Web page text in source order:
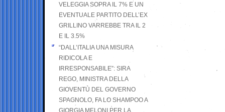
VELEGGIA SOPRA IL 7% E UN
EVENTUALE PARTITO DELL’EX
GRILLINO VARREBBE TRA IL 2
E IL 3.5%
“DALL’ITALIA UNA MISURA
RIDICOLA E
IRRESPONSABILE”: SIRA
REGO, MINISTRA DELLA
GIOVENTÙ DEL GOVERNO
SPAGNOLO, FA LO SHAMPOO A
GIORGIA MELONI PER LA